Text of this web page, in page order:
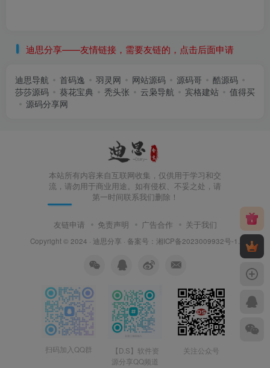
迪思分享——友情链接，需要友链的，点击后面申请
迪思导航 首码逸 羽灵网 网站源码 源码哥
酷源码
莎莎源码
葵花宝典 秃头张 云枭导航 宾格建站
值得买
源码分享网
本站所有内容来自互联网收集，仅供用于学习和交
流，请勿用于商业用途。如有侵权、不妥之处，请
第一时间联系我们删除！
友链申请 免责声明 广告合作 关于我们
Copyright © 2024 · 迪思分享 · 备案号： 湘ICP备2023009932号-1
扫码加入QQ群
【D.S】软件资
源分享QQ频道
关注公众号